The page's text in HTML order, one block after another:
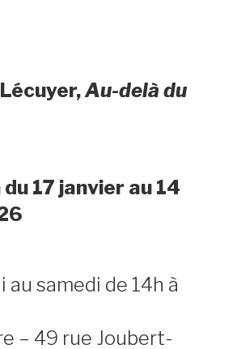
Au-delà du
17 janvier au 14
au samedi de 14h à
– 49 rue Joubert-